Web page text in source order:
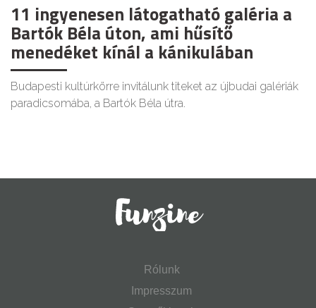
11 ingyenesen látogatható galéria a
Bartók Béla úton, ami hűsítő
menedéket kínál a kánikulában
Budapesti kultúrkörre invitálunk titeket az újbudai galériák
paradicsomába, a Bartók Béla útra.
Rólunk
Impresszum